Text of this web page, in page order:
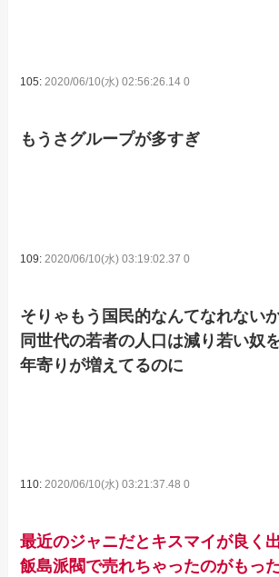
105:2020/06/10(水) 02:56:26.14 0
もうさグループが多すぎ
109: 2020/06/10(水) 03:19:02.37 0
そりゃもう国民的なんてなれない
同世代の若者の人口は減り若い奴
年寄りが増えてるのに
110:2020/06/10(水) 03:21:37.48 0
最近のジャニだとキスマイが良く
飯島派閥で売れちゃったのがもっ